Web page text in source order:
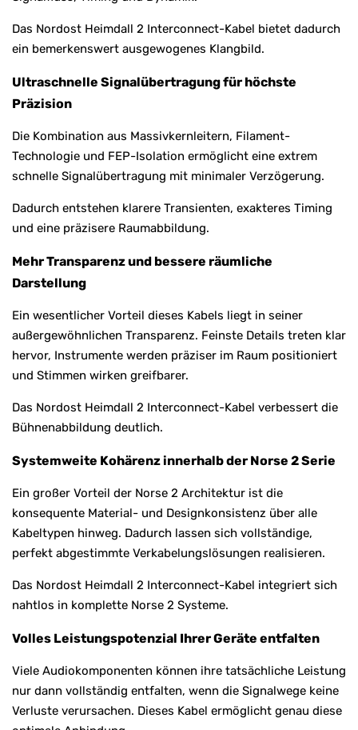
Das Nordost Heimdall 2 Interconnect-Kabel bietet dadurch
ein bemerkenswert ausgewogenes Klangbild.
Ultraschnelle Signalübertragung für höchste
Präzision
Die Kombination aus Massivkernleitern, Filament-
Technologie und FEP-Isolation ermöglicht eine extrem
schnelle Signalübertragung mit minimaler Verzögerung.
Dadurch entstehen klarere Transienten, exakteres Timing
und eine präzisere Raumabbildung.
Mehr Transparenz und bessere räumliche
Darstellung
Ein wesentlicher Vorteil dieses Kabels liegt in seiner
außergewöhnlichen Transparenz. Feinste Details treten klar
hervor, Instrumente werden präziser im Raum positioniert
und Stimmen wirken greifbarer.
Das Nordost Heimdall 2 Interconnect-Kabel verbessert die
Bühnenabbildung deutlich.
Systemweite Kohärenz innerhalb der Norse 2 Serie
Ein großer Vorteil der Norse 2 Architektur ist die
konsequente Material- und Designkonsistenz über alle
Kabeltypen hinweg. Dadurch lassen sich vollständige,
perfekt abgestimmte Verkabelungslösungen realisieren.
Das Nordost Heimdall 2 Interconnect-Kabel integriert sich
nahtlos in komplette Norse 2 Systeme.
Volles Leistungspotenzial Ihrer Geräte entfalten
Viele Audiokomponenten können ihre tatsächliche Leistung
nur dann vollständig entfalten, wenn die Signalwege keine
Verluste verursachen. Dieses Kabel ermöglicht genau diese